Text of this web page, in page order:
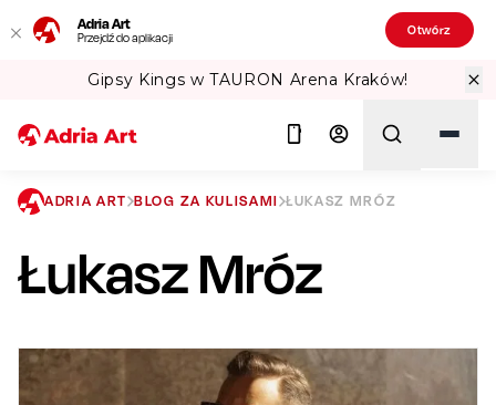
Adria Art
Przejdź do aplikacji Otwórz
Kraków! Sprawdź Teatralne Lato
Szukaj
ADRIA ART BLOG ZA KULISAMI ŁUKASZ MRÓZ
Łukasz Mróz